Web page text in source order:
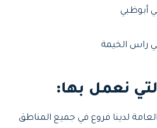
أبوظبي
راس الخيمة
نعمل بها:
لدينا فروع في جميع المناطق